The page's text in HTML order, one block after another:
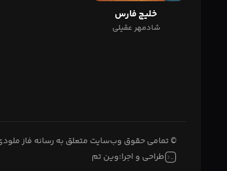
خلیج فارس
شادمهر عقیلی
© تمامی حقوق وب‌سایت متعلق به رسانه فاز
طراحی و اجرا:وین تم